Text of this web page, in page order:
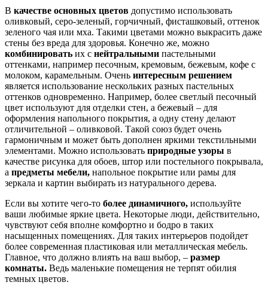
В качестве основных цветов допустимо использовать
оливковый, серо-зеленый, горчичный, фисташковый, оттенок
зеленого чая или мха. Такими цветами можно выкрасить даже
стены без вреда для здоровья. Конечно же, можно
комбинировать их с нейтральными пастельными
оттенками, например песочным, кремовым, бежевым, кофе с
молоком, карамельным. Очень интересным решением
является использование нескольких разных пастельных
оттенков одновременно. Например, более светлый песочный
цвет используют для отделки стен, а бежевый – для
оформления напольного покрытия, а одну стену делают
отличительной – оливковой. Такой союз будет очень
гармоничным и может быть дополнен яркими текстильными
элементами. Можно использовать природные узоры в
качестве рисунка для обоев, штор или постельного покрывала,
а предметы мебели, напольное покрытие или рамы для
зеркала и картин выбирать из натурального дерева.
Если вы хотите чего-то более динамичного, используйте
ваши любимые яркие цвета. Некоторые люди, действительно,
чувствуют себя вполне комфортно и бодро в таких
насыщенных помещениях. Для таких интерьеров подойдет
более современная пластиковая или металлическая мебель.
Главное, что должно влиять на ваш выбор, – размер
комнаты. Ведь маленькие помещения не терпят обилия
темных цветов.